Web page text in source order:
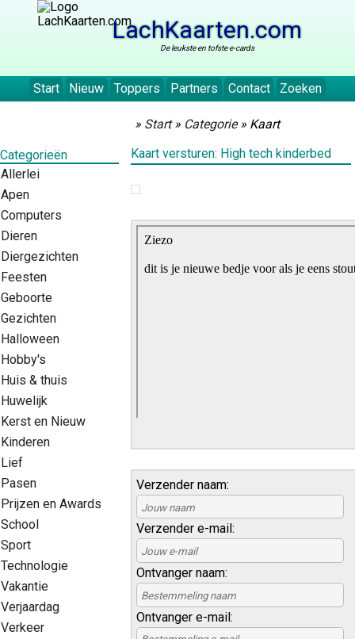
LachKaarten.com
De leukste en tofste e-cards
Start Nieuw Toppers Partners Contact Zoeken
Categorieën
Allerlei
Apen
Computers
Dieren
Diergezichten
Feesten
Geboorte
Gezichten
Halloween
Hobby's
Huis & thuis
Huwelijk
Kerst en Nieuw
Kinderen
Lief
Pasen
Prijzen en Awards
School
Sport
Technologie
Vakantie
Verjaardag
Verkeer
» Start» Categorie» Kaart
Kaart versturen: High tech kinderbed
Verzender naam:
Verzender e-mail:
Ontvanger naam:
Ontvanger e-mail: